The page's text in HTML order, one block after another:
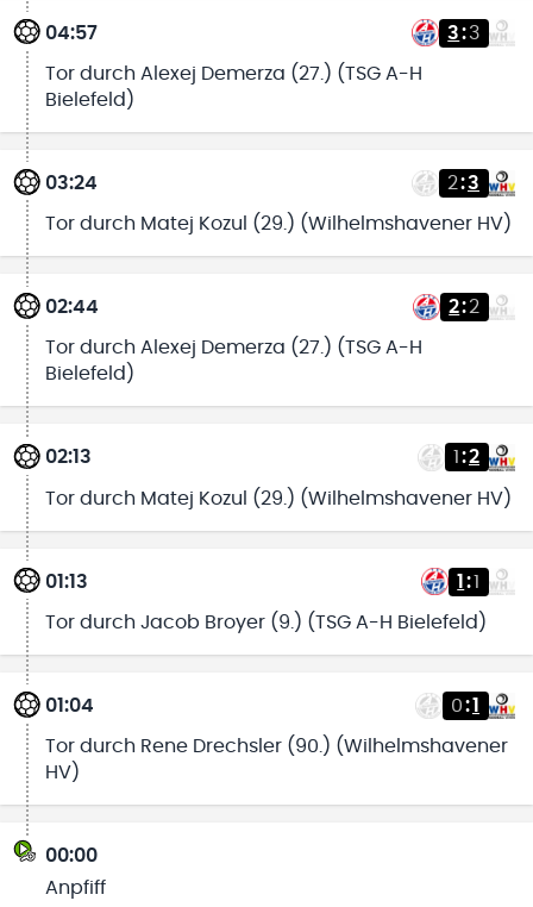
04:57 3:3
Tor durch Alexej Demerza (27.) (TSG A-H
Bielefeld)
03:24 2:3
Tor durch Matej Kozul (29.) (Wilhelmshavener HV)
02:44 2:2
Tor durch Alexej Demerza (27.) (TSG A-H
Bielefeld)
02:13 1 :2
Tor durch Matej Kozul (29.) (Wilhelmshavener HV)
01:13 1 :1
Tor durch Jacob Broyer (9.) (TSG A-H Bielefeld)
01:04 0:1
Tor durch Rene Drechsler (90.) (Wilhelmshavener
HV)
00:00
Anpfiff